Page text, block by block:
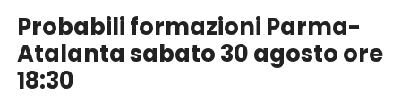
Probabili formazioni Parma-
Atalanta sabato 30 agosto ore
18:30